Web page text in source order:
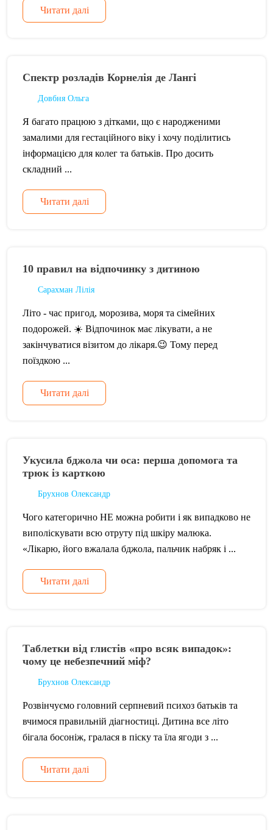
Читати далі
Спектр розладів Корнелія де Лангі
Довбня Ольга
Я багато працюю з дітками, що є народженими
замалими для гестаційного віку і хочу поділитись
інформацією для колег та батьків. Про досить
складний ...
Читати далі
10 правил на відпочинку з дитиною
Сарахман Лілія
Літо - час пригод, морозива, моря та сімейних
подорожей. ☀️ Відпочинок має лікувати, а не
закінчуватися візитом до лікаря.😉 Тому перед
поїздкою ...
Читати далі
Укусила бджола чи оса: перша допомога та
трюк із карткою
Брухнов Олександр
Чого категорично НЕ можна робити і як випадково не
виполіскувати всю отруту під шкіру малюка.
«Лікарю, його вжалала бджола, пальчик набряк і ...
Читати далі
Таблетки від глистів «про всяк випадок»:
чому це небезпечний міф?
Брухнов Олександр
Розвінчуємо головний серпневий психоз батьків та
вчимося правильній діагностиці. Дитина все літо
бігала босоніж, гралася в піску та їла ягоди з ...
Читати далі